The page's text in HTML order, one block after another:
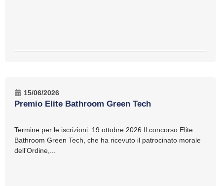
15/06/2026
Premio Elite Bathroom Green Tech
Termine per le iscrizioni: 19 ottobre 2026 Il concorso Elite
Bathroom Green Tech, che ha ricevuto il patrocinato morale
dell’Ordine,...